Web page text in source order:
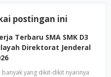
postingan ini
Terbaru SMA SMK D3
Direktorat Jenderal
yang dikit-dikit nyarinya